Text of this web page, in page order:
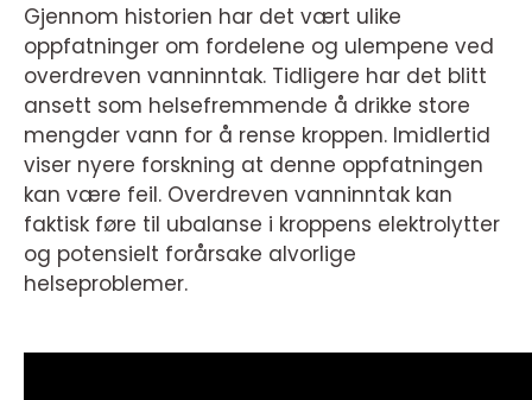
Gjennom historien har det vært ulike
oppfatninger om fordelene og ulempene ved
overdreven vanninntak. Tidligere har det blitt
ansett som helsefremmende å drikke store
mengder vann for å rense kroppen. Imidlertid
viser nyere forskning at denne oppfatningen
kan være feil. Overdreven vanninntak kan
faktisk føre til ubalanse i kroppens elektrolytter
og potensielt forårsake alvorlige
helseproblemer.